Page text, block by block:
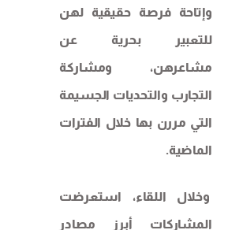
وإتاحة فرصة حقيقية لهن
للتعبير بحرية عن
مشاعرهن، ومشاركة
التجارب والتحديات الجسيمة
التي مررن بها خلال الفترات
الماضية.
وخلال اللقاء، استعرضت
المشاركات أبرز مصادر